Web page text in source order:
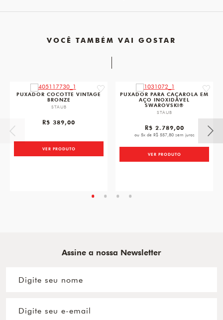
VOCÊ TAMBÉM VAI GOSTAR
favorite
PUXADOR COCOTTE VINTAGE
BRONZE
STAUB
R$ 389,00
VER PRODUTO
PUXADOR PARA CAÇAROLA EM
AÇO INOXIDÁVEL
SWAROVSKI®
STAUB
R$ 2.789,00
ou 5x de R$ 557,80 sem juros
VER PRODUTO
Assine a nossa Newsletter